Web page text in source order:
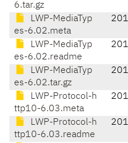
6.tar.gz
LWP-MediaTyp
es-6.02.meta
LWP-MediaTyp
es-6.02.readme
LWP-MediaTyp
es-6.02.tar.gz
LWP-Protocol-h
ttp10-6.03.meta
LWP-Protocol-h
ttp10-6.03.readme